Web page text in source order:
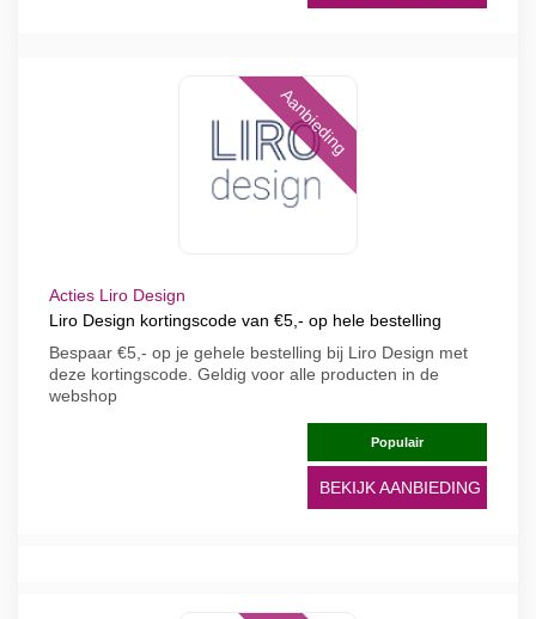
Aanbieding
Acties Liro Design
Liro Design kortingscode van €5,- op hele bestelling
Bespaar €5,- op je gehele bestelling bij Liro Design met
deze kortingscode. Geldig voor alle producten in de
webshop
Populair
BEKIJK AANBIEDING